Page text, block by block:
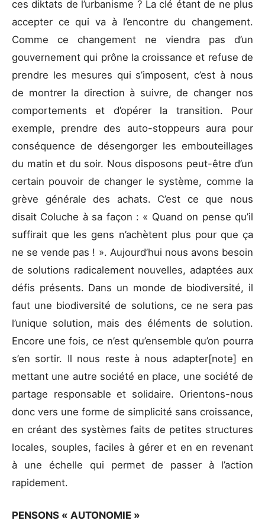
ces diktats de l’urbanisme ? La clé étant de ne plus
accepter ce qui va à l’encontre du changement.
Comme ce changement ne viendra pas d’un
gouvernement qui prône la croissance et refuse de
prendre les mesures qui s’imposent, c’est à nous
de montrer la direction à suivre, de changer nos
comportements et d’opérer la transition. Pour
exemple, prendre des auto-stoppeurs aura pour
conséquence de désengorger les embouteillages
du matin et du soir. Nous disposons peut-être d’un
certain pouvoir de changer le système, comme la
grève générale des achats. C’est ce que nous
disait Coluche à sa façon : « Quand on pense qu’il
suffirait que les gens n’achètent plus pour que ça
ne se vende pas ! ». Aujourd’hui nous avons besoin
de solutions radicalement nouvelles, adaptées aux
défis présents. Dans un monde de biodiversité, il
faut une biodiversité de solutions, ce ne sera pas
l’unique solution, mais des éléments de solution.
Encore une fois, ce n’est qu’ensemble qu’on pourra
s’en sortir. Il nous reste à nous adapter[note] en
mettant une autre société en place, une société de
partage responsable et solidaire. Orientons-nous
donc vers une forme de simplicité sans croissance,
en créant des systèmes faits de petites structures
locales, souples, faciles à gérer et en en revenant
à une échelle qui permet de passer à l’action
rapidement.
PENSONS « AUTONOMIE »